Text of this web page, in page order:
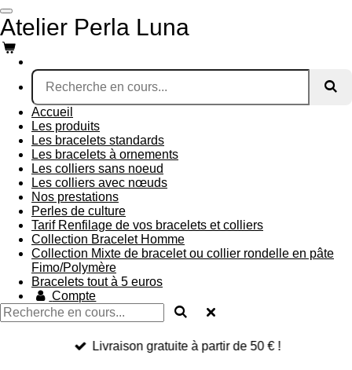
Passer
au
contenu
principal
Atelier Perla Luna
Accueil
Les produits
Les bracelets standards
Les bracelets à ornements
Les colliers sans noeud
Les colliers avec nœuds
Nos prestations
Perles de culture
Tarif Renfilage de vos bracelets et colliers
Collection Bracelet Homme
Collection Mixte de bracelet ou collier rondelle en pâte
Fimo/Polymère
Bracelets tout à 5 euros
Compte
Livraison gratuite à partir de 50 € !